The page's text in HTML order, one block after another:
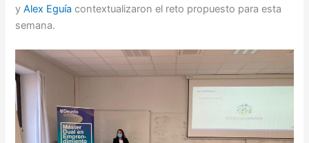
yAlex Eguía contextualizaron el reto propuesto para esta
semana.